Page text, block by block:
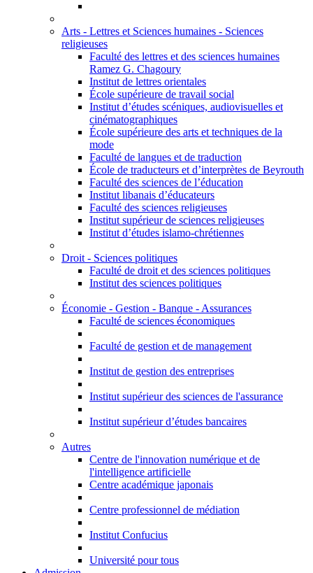
Arts - Lettres et Sciences humaines - Sciences
religieuses
Faculté des lettres et des sciences humaines
Ramez G. Chagoury
Institut de lettres orientales
École supérieure de travail social
Institut d’études scéniques, audiovisuelles et
cinématographiques
École supérieure des arts et techniques de la
mode
Faculté de langues et de traduction
École de traducteurs et d’interprètes de Beyrouth
Faculté des sciences de l’éducation
Institut libanais d’éducateurs
Faculté des sciences religieuses
Institut supérieur de sciences religieuses
Institut d’études islamo-chrétiennes
Droit - Sciences politiques
Faculté de droit et des sciences politiques
Institut des sciences politiques
Économie - Gestion - Banque - Assurances
Faculté de sciences économiques
Faculté de gestion et de management
Institut de gestion des entreprises
Institut supérieur des sciences de l'assurance
Institut supérieur d’études bancaires
Autres
Centre de l'innovation numérique et de
l'intelligence artificielle
Centre académique japonais
Centre professionnel de médiation
Institut Confucius
Université pour tous